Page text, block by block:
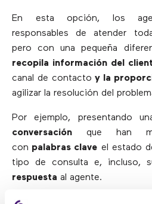
En esta opción, los
responsables de atender
pero con una pequeña
recopila información del
canal de contactoy la
agilizar la resolución del
Por ejemplo, presentando
conversación que han
con palabras clave el estado
tipo de consulta e, incluso,
respuesta al agente.